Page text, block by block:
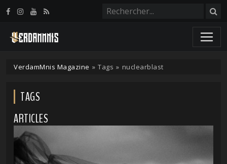
VerdamMnis Magazine » Tags » nuclearblast
TAGS
ARTICLES
Panneau de gestion des cookies